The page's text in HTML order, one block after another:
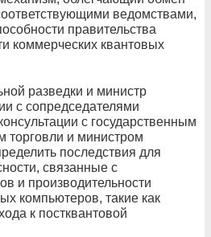
ведомствами,
правительства
коммерческих квантовых
разведки и министр
с сопредседателями
с государственным
торговли и министром
последствия для
связанные с
и производительности
компьютеров, такие как
к постквантовой